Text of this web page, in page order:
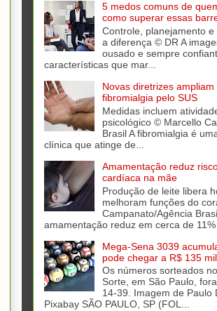
5 medos comuns de
como superar essas
Controle, planejamento
a diferença © DR A
ousado e sempre
características que mar...
Novas diretrizes
fibromialgia pelo SUS
Medidas incluem
psicológico © Marcello
Brasil A fibromialgia é
clínica que atinge de...
Amamentação reduz
cardíaca na mãe
Produção de leite libera
melhoram funções do
Campanato/Agência
amamentação reduz em cerca de 11%
Mega-Sena 3039
pode chegar a R$ 135
Os números sorteados
Sorte, em São Paulo,
14-39. Imagem de Paulo
Pixabay SÃO PAULO, SP (FOL...